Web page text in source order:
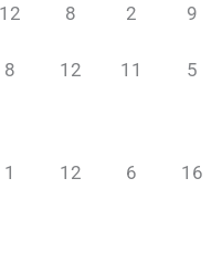
12 8 2 9
8 12 11 5
1 12 6 16